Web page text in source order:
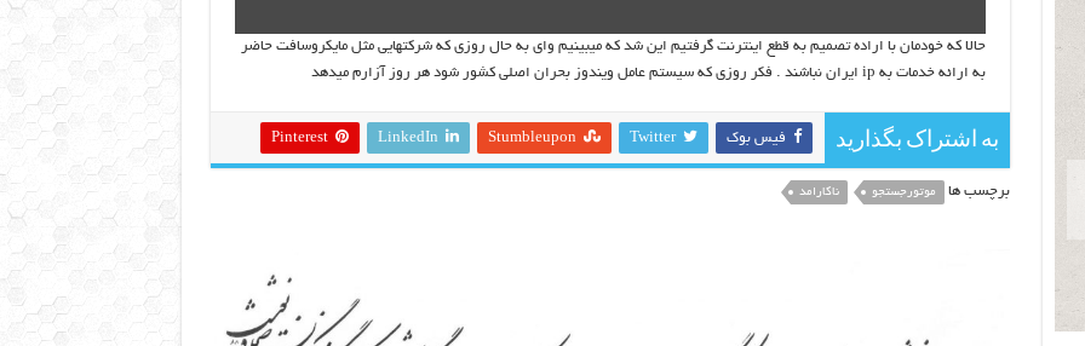
حالا که خودمان با اراده تصمیم به قطع اینترنت گرفتیم این شد که میبینیم وای به حال روزی که شرکتهایی مثل مایکروسافت حاضر
به ارائه خدمات به ip ایران نباشند . فکر روزی که سیستم عامل ویندوز بحران اصلی کشور شود هر روز آزارم میدهد
به اشتراک بگذارید فیس بوک Twitter
Stumbleupon
LinkedIn
Pinterest
برچسب ها موتورجستجو ناکارامد